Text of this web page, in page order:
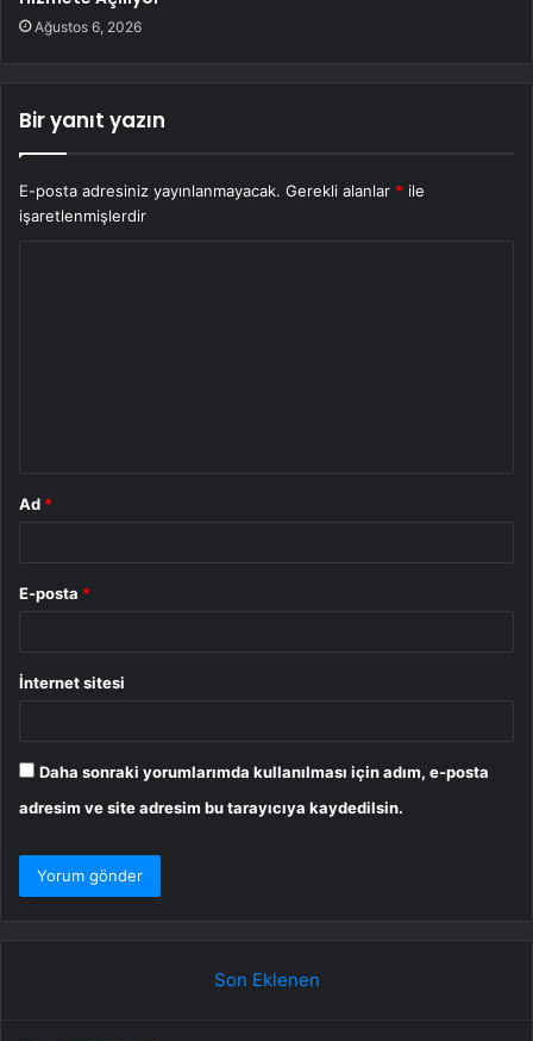
Ağustos 6, 2026
Bir yanıt yazın
E-posta adresiniz yayınlanmayacak. Gerekli alanlar * ile
işaretlenmişlerdir
Ad *
E-posta *
İnternet sitesi
Daha sonraki yorumlarımda kullanılması için adım, e-posta
adresim ve site adresim bu tarayıcıya kaydedilsin.
Son Eklenen